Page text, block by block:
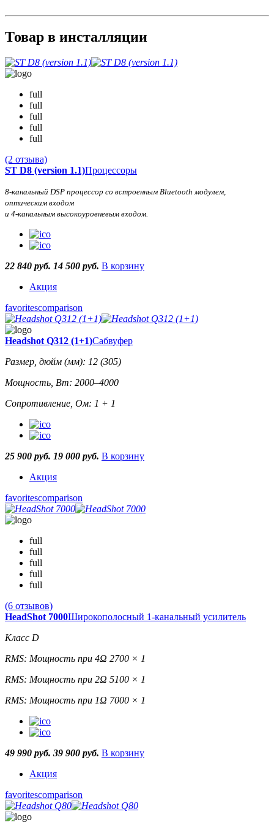
Товар в инсталляции
full
full
full
full
full
(2 отзыва)
ST D8 (version 1.1)Процессоры
8-канальный DSP процессор со встроенным Bluetooth модулем,
оптическим входом
и 4-канальным высокоуровневым входом.
22 840 руб. 14 500 руб. В корзину
Акция
favoritescomparison
Headshot Q312 (1+1)Сабвуфер
Размер, дюйм (мм): 12 (305)
Мощность, Вт: 2000–4000
Сопротивление, Ом: 1 + 1
25 900 руб. 19 000 руб. В корзину
Акция
favoritescomparison
full
full
full
full
full
(6 отзывов)
HeadShot 7000Широкополосный 1-канальный усилитель
Класс D
RMS: Мощность при 4Ω 2700 × 1
RMS: Мощность при 2Ω 5100 × 1
RMS: Мощность при 1Ω 7000 × 1
49 990 руб. 39 900 руб. В корзину
Акция
favoritescomparison